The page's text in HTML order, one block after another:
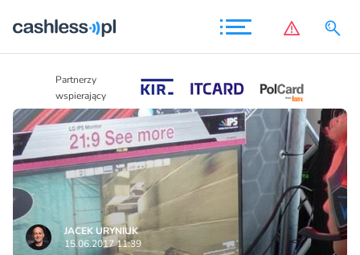
Partnerzy
wspierający
JACEK URYNIUK
15.06.2017 11:39